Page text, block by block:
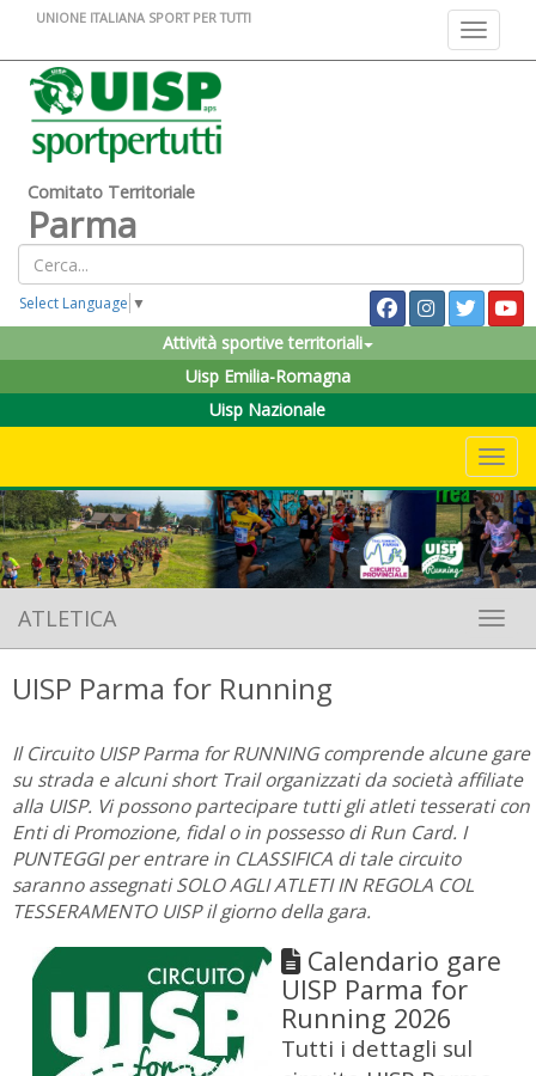
Toggle
UNIONE ITALIANA SPORT PER TUTTI
Comitato Territoriale
Parma
Select Language ▼
Attività sportive territoriali
Uisp Emilia-Romagna
Uisp Nazionale
ATLETICA
UISP Parma for Running
Il Circuito UISP Parma for RUNNING comprende alcune gare
su strada e alcuni short Trail organizzati da società affiliate
alla UISP. Vi possono partecipare tutti gli atleti tesserati con
Enti di Promozione, fidal o in possesso di Run Card. I
PUNTEGGI per entrare in CLASSIFICA di tale circuito
saranno assegnati SOLO AGLI ATLETI IN REGOLA COL
TESSERAMENTO UISP il giorno della gara.
Calendario gare
UISP Parma for
Running 2026
Tutti i dettagli sul